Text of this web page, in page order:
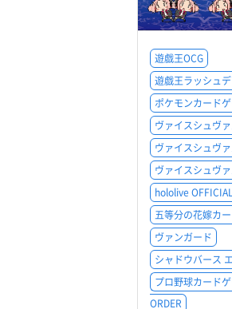
遊戯王OCG
遊戯王ラッシュ
ポケモンカード
ヴァイスシュヴ
ヴァイスシュヴ
ヴァイスシュヴ
hololive
五等分の花嫁カ
ヴァンガード
シャドウバース
プロ野球カード
ORDER